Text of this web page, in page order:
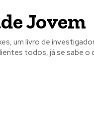
Jovem
um livro de
todos, já se sabe o